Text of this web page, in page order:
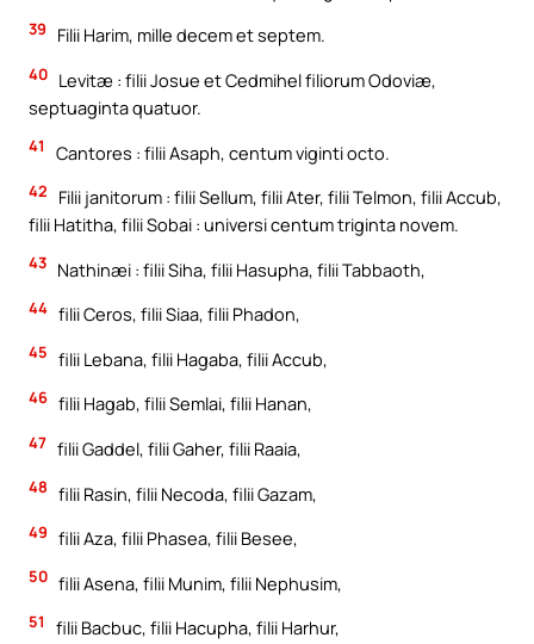
39 Filii Harim, mille decem et septem.
40 Levitæ : filii Josue et Cedmihel filiorum Odoviæ,
septuaginta quatuor.
41 Cantores : filii Asaph, centum viginti octo.
42
Filii janitorum : filii Sellum, filii Ater, filii Telmon, filii Accub,
filii Hatitha, filii Sobai : universi centum triginta novem.
43 Nathinæi : filii Siha, filii Hasupha, filii Tabbaoth,
44 filii Ceros, filii Siaa, filii Phadon,
45 filii Lebana, filii Hagaba, filii Accub,
46 filii Hagab, filii Semlai, filii Hanan,
47 filii Gaddel, filii Gaher, filii Raaia,
48 filii Rasin, filii Necoda, filii Gazam,
49 filii Aza, filii Phasea, filii Besee,
50 filii Asena, filii Munim, filii Nephusim,
51 filii Bacbuc, filii Hacupha, filii Harhur,